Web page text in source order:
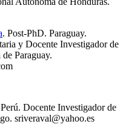
. Post-PhD. Paraguay.
y Docente Investigador de
Paraguay.
Docente Investigador de
sriveraval@yahoo.es